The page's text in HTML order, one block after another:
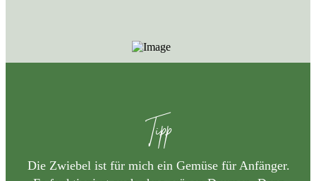
Tipp
Die Zwiebel ist für mich ein Gemüse für Anfänger.